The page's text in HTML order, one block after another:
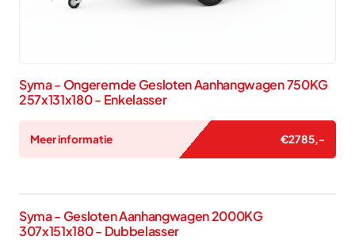
Syma - Ongeremde Gesloten Aanhangwagen 750KG
257x131x180 - Enkelasser
Meer informatie €2785,-
Syma - Gesloten Aanhangwagen 2000KG
307x151x180 - Dubbelasser